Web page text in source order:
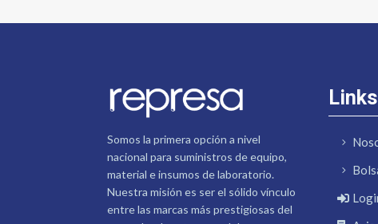
Somos la primera opción a nivel
nacional para suministros de equipo,
material e insumos de laboratorio.
Nuestra misión es ser el sólido vínculo
entre las marcas más prestigiosas del